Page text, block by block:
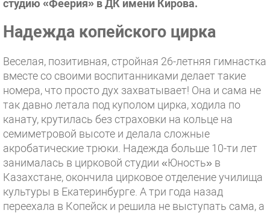
студию «Феерия» в ДК имени Кирова.
Надежда копейского цирка
Веселая, позитивная, стройная 26-летняя гимнастка
вместе со своими воспитанниками делает такие
номера, что просто дух захватывает! Она и сама не
так давно летала под куполом цирка, ходила по
канату, крутилась без страховки на кольце на
семиметровой высоте и делала сложные
акробатические трюки. Надежда больше 10-ти лет
занималась в цирковой студии «Юность» в
Казахстане, окончила цирковое отделение училища
культуры в Екатеринбурге. А три года назад
переехала в Копейск и решила не выступать сама, а